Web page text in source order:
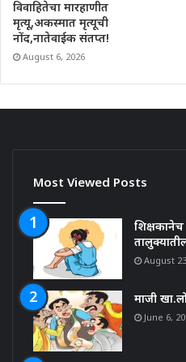
विवाहितेचा मारहाणीत
मृत्यू,अकस्मात मृत्यूची
नोंद,नातेवाईक संतप्त!
August 6, 2026
Most Viewed Posts
शिक्षकानेच
August
माजी
June 6,